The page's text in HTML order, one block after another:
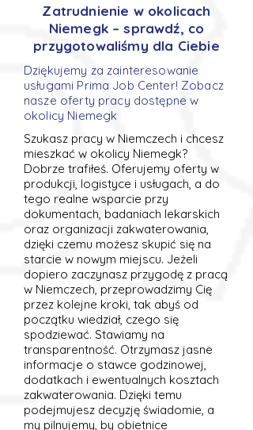
Zatrudnienie w okolicach
Niemegk – sprawdź, co
przygotowaliśmy dla Ciebie
Dziękujemy za zainteresowanie
usługami Prima Job Center! Zobacz
nasze oferty pracy dostępne w
okolicy Niemegk
Szukasz pracy w Niemczech i chcesz
mieszkać w okolicy Niemegk?
Dobrze trafiłeś. Oferujemy oferty w
produkcji, logistyce i usługach, a do
tego realne wsparcie przy
dokumentach, badaniach lekarskich
oraz organizacji zakwaterowania,
dzięki czemu możesz skupić się na
starcie w nowym miejscu. Jeżeli
dopiero zaczynasz przygodę z pracą
w Niemczech, przeprowadzimy Cię
przez kolejne kroki, tak abyś od
początku wiedział, czego się
spodziewać. Stawiamy na
transparentność. Otrzymasz jasne
informacje o stawce godzinowej,
dodatkach i ewentualnych kosztach
zakwaterowania. Dzięki temu
podejmujesz decyzję świadomie, a
my pilnujemy, by obietnice